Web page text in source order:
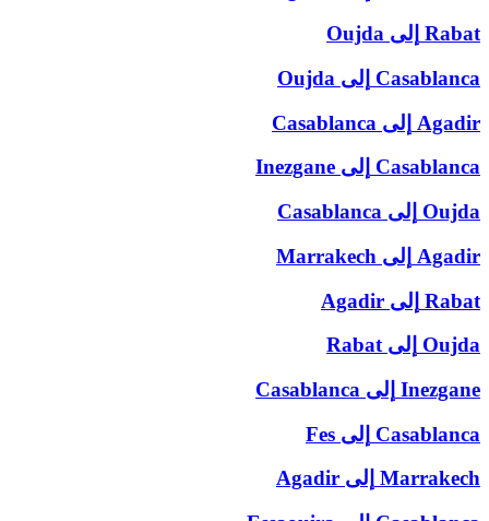
Rabat إلى Oujda
Casablanca إلى Oujda
Agadir إلى Casablanca
Casablanca إلى Inezgane
Oujda إلى Casablanca
Agadir إلى Marrakech
Rabat إلى Agadir
Oujda إلى Rabat
Inezgane إلى Casablanca
Casablanca إلى Fes
Marrakech إلى Agadir